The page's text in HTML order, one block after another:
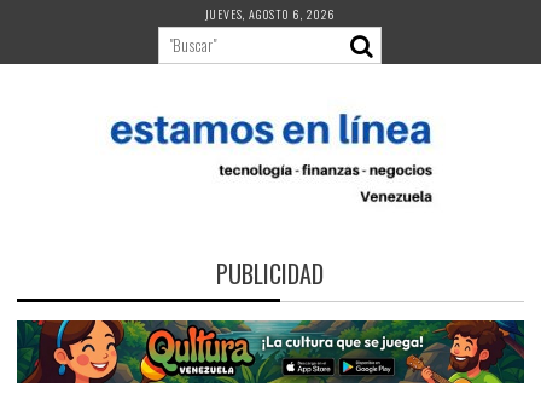
contenido
JUEVES, AGOSTO 6, 2026
PUBLICIDAD